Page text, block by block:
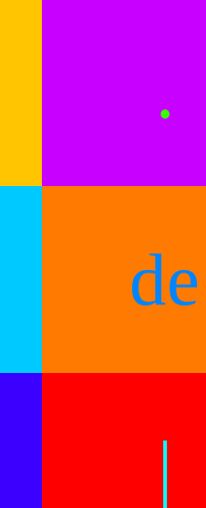
.
de
|